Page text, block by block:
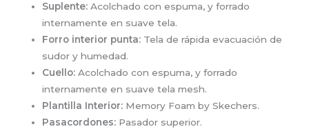
Suplente: Acolchado con espuma, y forrado
internamente en suave tela.
Forro interior punta: Tela de rápida evacuación de
sudor y humedad.
Cuello: Acolchado con espuma, y forrado
internamente en suave tela mesh.
Plantilla Interior: Memory Foam by Skechers.
Pasacordones: Pasador superior.